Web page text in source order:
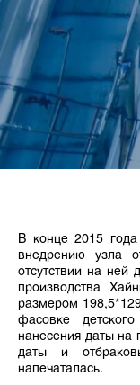
В конце 2015
внедрению узла
отсутствии на ней
производства
размером
фасовке
нанесения даты на
даты и
напечаталась.